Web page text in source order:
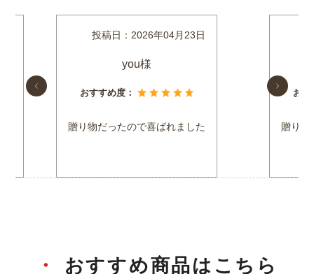
you様
投稿日： 2026年04月23日
おすすめ度：
贈り物だったので喜ばれました
お
贈り物
おすすめ商品はこちら